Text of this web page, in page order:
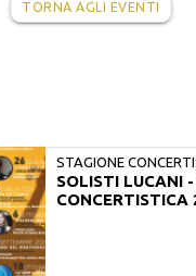
TORNA AGLI EVENTI
STAGIONE
MATE E SOLISTI
SOLISTI LUCANI
CONCERTISTICA